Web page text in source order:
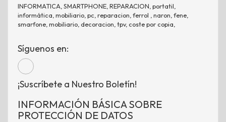
INFORMATICA, SMARTPHONE, REPARACION, portatil,
informática, mobiliario, pc, reparacion, ferrol , naron, fene,
smarfone, mobiliario, decoracion, tpv, coste por copia,
Síguenos en:
¡Suscríbete a Nuestro Boletín!
INFORMACIÓN BÁSICA SOBRE
PROTECCIÓN DE DATOS